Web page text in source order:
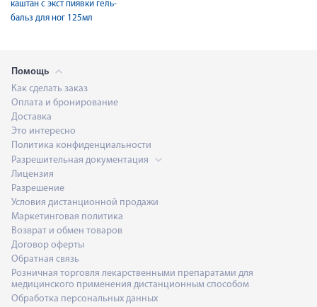
каштан с экст пиявки гель-
бальз для ног 125мл
Помощь
Как сделать заказ
Оплата и бронирование
Доставка
Это интересно
Политика конфиденциальности
Разрешительная документация
Лицензия
Разрешение
Условия дистанционной продажи
Маркетинговая политика
Возврат и обмен товаров
Договор оферты
Обратная связь
Розничная торговля лекарственными препаратами для
медицинского применения дистанционным способом
Обработка персональных данных